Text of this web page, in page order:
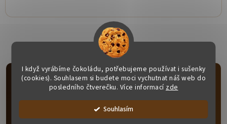
I když vyrábíme čokoládu, potřebujeme používat i sušenky
(cookies). Souhlasem si budete moci vychutnat náš web do
posledního čtverečku. Více informací zde
Souhlasím
Odebírat newsletter
Vložte svůj e-mail a my vám budeme zasílat informace o nových